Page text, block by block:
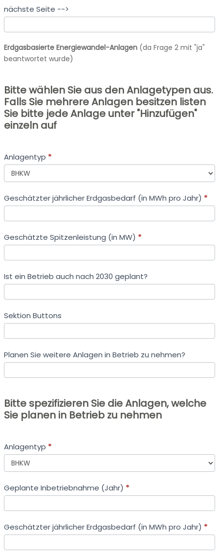
nächste Seite -->
Erdgasbasierte Energiewandel-Anlagen (da Frage 2 mit "ja"
beantwortet wurde)
Bitte wählen Sie aus den Anlagetypen aus.
Falls Sie mehrere Anlagen besitzen listen
Sie bitte jede Anlage unter "Hinzufügen"
einzeln auf
Anlagentyp *
Geschätzter jährlicher Erdgasbedarf (in MWh pro Jahr) *
Geschätzte Spitzenleistung (in MW) *
Ist ein Betrieb auch nach 2030 geplant?
Sektion Buttons
Planen Sie weitere Anlagen in Betrieb zu nehmen?
Bitte spezifizieren Sie die Anlagen, welche
Sie planen in Betrieb zu nehmen
Anlagentyp *
Geplante Inbetriebnahme (Jahr) *
Geschätzter jährlicher Erdgasbedarf (in MWh pro Jahr) *